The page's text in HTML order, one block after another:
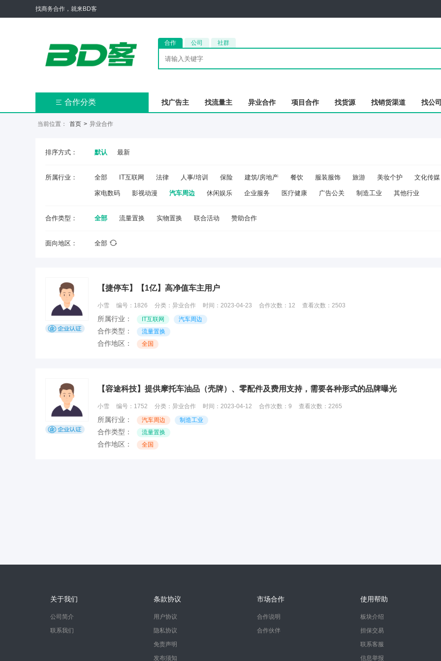
找商务合作，就来BD客
合作 公司 社群
 合作分类 找广告主 找流量主 异业合作 项目合作 找货源 找销货渠道 找公司
当前位置： 首页 > 异业合作
排序方式： 默认 最新
所属行业： 全部 IT互联网 法律 人事/培训 保险 建筑/房地产 餐饮 服装服饰 旅游 美妆个护 文化传媒
家电数码 影视动漫 汽车周边 休闲娱乐 企业服务 医疗健康 广告公关 制造工业 其他行业
合作类型： 全部 流量置换 实物置换 联合活动 赞助合作
面向地区： 全部
【捷停车】【1亿】高净值车主用户
小雪 编号： 1826 分类： 异业合作 时间： 2023-04-23 合作次数： 12 查看次数： 2503
所属行业： IT互联网 汽车周边
合作类型： 流量置换
合作地区： 全国
【容途科技】提供摩托车油品（壳牌）、零配件及费用支持，需要各种形式的品牌曝光
小雪 编号： 1752 分类： 异业合作 时间： 2023-04-12 合作次数： 9 查看次数： 2265
所属行业： 汽车周边 制造工业
合作类型： 流量置换
合作地区： 全国
关于我们
公司简介
联系我们
条款协议
用户协议
隐私协议
免责声明
发布须知
市场合作
合作说明
合作伙伴
使用帮助
板块介绍
担保交易
联系客服
信息举报